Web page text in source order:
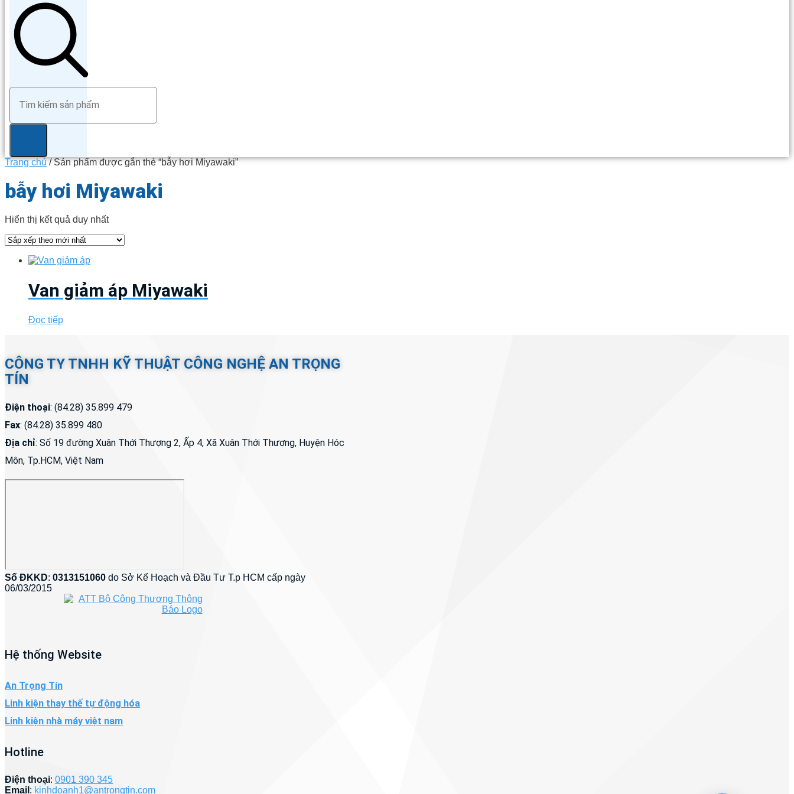
Trang chủ/ Sản phẩm được gắn thẻ “bẫy hơi Miyawaki”
bẫy hơi Miyawaki
Hiển thị kết quả duy nhất
Van giảm áp Miyawaki
Đọc tiếp
CÔNG TY TNHH KỸ THUẬT CÔNG NGHỆ AN TRỌNG
TÍN
Điện thoại: (84.28) 35.899 479
Fax: (84.28) 35.899 480
Địa chỉ: Số 19 đường Xuân Thới Thượng 2, Ấp 4, Xã Xuân Thới Thượng, Huyện Hóc
Môn, Tp.HCM, Việt Nam
Số ĐKKD: 0313151060 do Sở Kế Hoạch và Đầu Tư T.p HCM cấp ngày
06/03/2015
Hệ thống Website
An Trọng Tín
Linh kiện thay thế tự động hóa
Linh kiện nhà máy việt nam
Hotline
Điện thoại: 0901 390 345
Email : kinhdoanh1@antrongtin.com